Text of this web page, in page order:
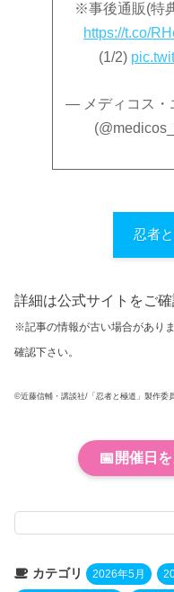
※事後通販(特
https://t.co/
(1/2)
— メディコス・
忍者
詳細は公式サイトをご確
※記事の情報が古い場合があり
確認下さい。
©近藤信輔・講談社/「忍者と極道」製作委
📅 開催日
カテゴリ 2026年5月